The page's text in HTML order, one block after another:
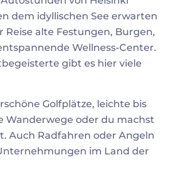
dem idyllischen See erwarten
Reise alte Festungen, Burgen,
Wellness-Center.
gibt es hier viele
Golfplätze, leichte bis
Wanderwege oder du machst
Auch Radfahren oder Angeln
im Land der